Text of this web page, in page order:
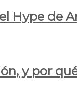
Hype de
y por